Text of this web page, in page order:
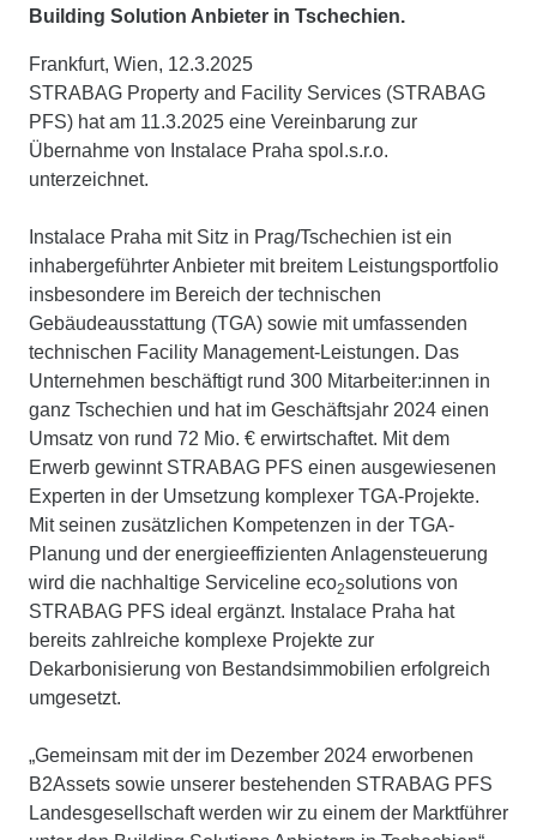
Building Solution Anbieter in Tschechien.
Frankfurt, Wien, 12.3.2025
STRABAG Property and Facility Services (STRABAG
PFS) hat am 11.3.2025 eine Vereinbarung zur
Übernahme von Instalace Praha spol.s.r.o.
unterzeichnet.
Instalace Praha mit Sitz in Prag/Tschechien ist ein
inhabergeführter Anbieter mit breitem Leistungsportfolio
insbesondere im Bereich der technischen
Gebäudeausstattung (TGA) sowie mit umfassenden
technischen Facility Management-Leistungen. Das
Unternehmen beschäftigt rund 300 Mitarbeiter:innen in
ganz Tschechien und hat im Geschäftsjahr 2024 einen
Umsatz von rund 72 Mio. € erwirtschaftet. Mit dem
Erwerb gewinnt STRABAG PFS einen ausgewiesenen
Experten in der Umsetzung komplexer TGA-Projekte.
Mit seinen zusätzlichen Kompetenzen in der TGA-
Planung und der energieeffizienten Anlagensteuerung
wird die nachhaltige Serviceline eco2solutions von
STRABAG PFS ideal ergänzt. Instalace Praha hat
bereits zahlreiche komplexe Projekte zur
Dekarbonisierung von Bestandsimmobilien erfolgreich
umgesetzt.
„Gemeinsam mit der im Dezember 2024 erworbenen
B2Assets sowie unserer bestehenden STRABAG PFS
Landesgesellschaft werden wir zu einem der Marktführer